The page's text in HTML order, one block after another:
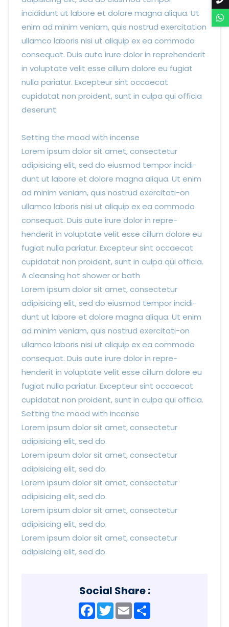
incididunt ut labore et dolore magna aliqua. Ut
enim ad minim veniam, quis nostrud exercitation
ullamco laboris nisi ut aliquip ex ea commodo
consequat. Duis aute irure dolor in reprehenderit
in voluptate velit esse cillum dolore eu fugiat
nulla pariatur. Excepteur sint occaecat
cupidatat non proident, sunt in culpa qui officia
deserunt.
Setting the mood with incense
Lorem ipsum dolor sit amet, consectetur
adipisicing elit, sed do eiusmod tempor incidi-
dunt ut labore et dolore magna aliqua. Ut enim
ad minim veniam, quis nostrud exercitati-on
ullamco laboris nisi ut aliquip ex ea commodo
consequat. Duis aute irure dolor in repre-
henderit in voluptate velit esse cillum dolore eu
fugiat nulla pariatur. Excepteur sint occaecat
cupidatat non proident, sunt in culpa qui officia.
A cleansing hot shower or bath
Lorem ipsum dolor sit amet, consectetur
adipisicing elit, sed do eiusmod tempor incidi-
dunt ut labore et dolore magna aliqua. Ut enim
ad minim veniam, quis nostrud exercitati-on
ullamco laboris nisi ut aliquip ex ea commodo
consequat. Duis aute irure dolor in repre-
henderit in voluptate velit esse cillum dolore eu
fugiat nulla pariatur. Excepteur sint occaecat
cupidatat non proident, sunt in culpa qui officia.
Setting the mood with incense
Lorem ipsum dolor sit amet, consectetur
adipisicing elit, sed do.
Lorem ipsum dolor sit amet, consectetur
adipisicing elit, sed do.
Lorem ipsum dolor sit amet, consectetur
adipisicing elit, sed do.
Lorem ipsum dolor sit amet, consectetur
adipisicing elit, sed do.
Lorem ipsum dolor sit amet, consectetur
adipisicing elit, sed do.
Social Share :
Facebook
TwitterEmail